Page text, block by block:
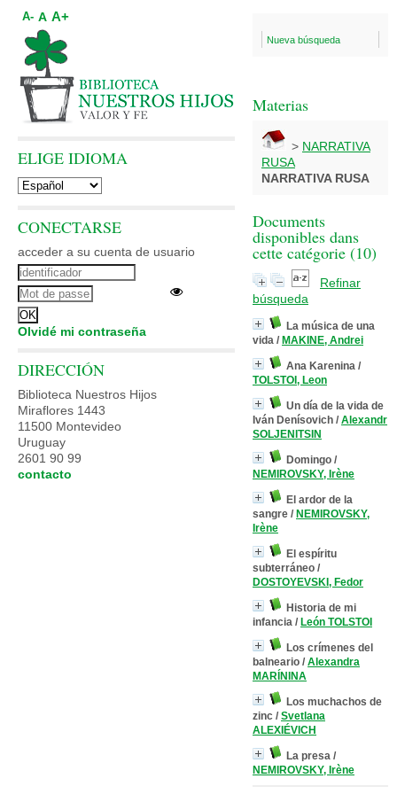
Nueva búsqueda
Materias
> NARRATIVA
RUSA
NARRATIVA RUSA
Documents
disponibles dans
cette catégorie (10)
Refinar
búsqueda
La música de una
vida / MAKINE, Andrei
Ana Karenina /
TOLSTOI, Leon
Un día de la vida de
Iván Denísovich / Alexandr
SOLJENITSIN
Domingo /
NEMIROVSKY, Irène
El ardor de la
sangre / NEMIROVSKY,
Irène
El espíritu
subterráneo /
DOSTOYEVSKI, Fedor
Historia de mi
infancia / León TOLSTOI
Los crímenes del
balneario / Alexandra
MARÍNINA
Los muchachos de
zinc / Svetlana
ALEXIÉVICH
La presa /
NEMIROVSKY, Irène
A- A A+
ELIGE IDIOMA
CONECTARSE
acceder a su cuenta de usuario
Olvidé mi contraseña
DIRECCIÓN
Biblioteca Nuestros Hijos
Miraflores 1443
11500 Montevideo
Uruguay
2601 90 99
contacto